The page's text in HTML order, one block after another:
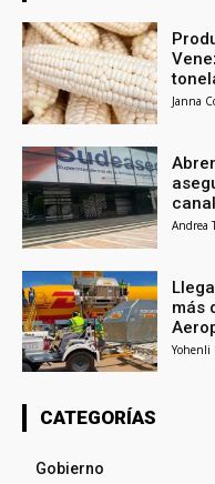
Janna
Andrea
más
Yohenli
CATEGORÍAS
Gobierno